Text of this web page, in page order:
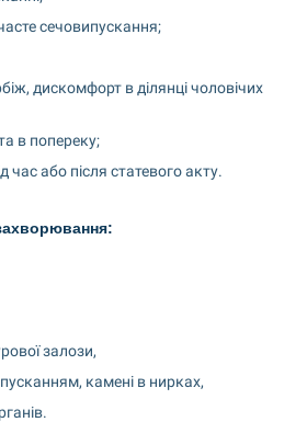
сечовипускання;
дискомфорт в ділянці чоловічих
в попереку;
час або після статевого акту.
залози,
камені в нирках,